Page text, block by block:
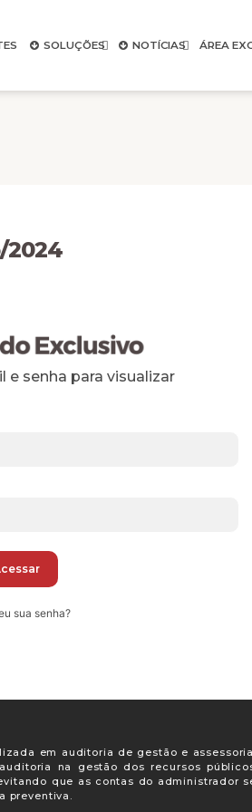
SOLUÇÕES NOTÍCIAS ÁREA
2024
e senha para visualizar
sua senha?
em auditoria de gestão e
na gestão dos recursos
que as contas do administrador
preventiva.